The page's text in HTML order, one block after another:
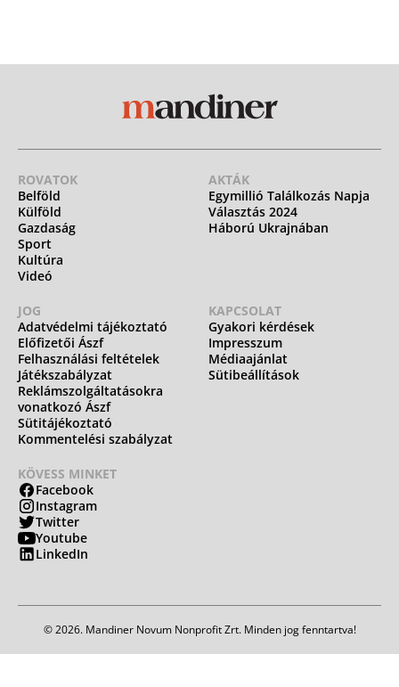
ROVATOK
Belföld
Külföld
Gazdaság
Sport
Kultúra
Videó
AKTÁK
Egymillió Találkozás Napja
Választás 2024
Háború Ukrajnában
JOG
Adatvédelmi tájékoztató
Előfizetői Ászf
Felhasználási feltételek
Játékszabályzat
Reklámszolgáltatásokra
vonatkozó Ászf
Sütitájékoztató
Kommentelési szabályzat
KAPCSOLAT
Gyakori kérdések
Impresszum
Médiaajánlat
Sütibeállítások
KÖVESS MINKET
Facebook
Instagram
Twitter
Youtube
LinkedIn
© 2026. Mandiner Novum Nonprofit Zrt. Minden jog fenntartva!